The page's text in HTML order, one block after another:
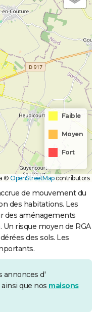
Faible
Moyen
Fort
© OpenStreetMapcontributors
de mouvement du
des habitations. Les
des aménagements
risque moyen de RGA
des sols. Les
annonces d'
ainsi que nos maisons